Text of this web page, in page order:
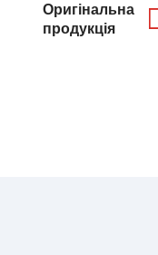
Оригінальна
продукція